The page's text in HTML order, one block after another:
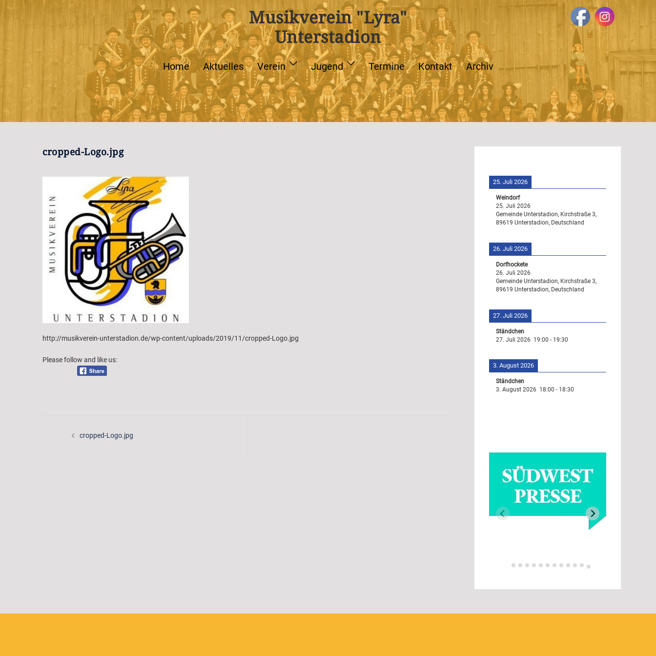
Musikverein "Lyra"
Unterstadion
Home Aktuelles Verein Jugend Termine Kontakt Archiv
cropped-Logo.jpg
http://musikverein-unterstadion.de/wp-content/uploads/2019/11/cropped-Logo.jpg
Please follow and like us:
cropped-Logo.jpg
25. Juli 2026
Weindorf
25. Juli 2026
Gemeinde Unterstadion, Kirchstraße 3,
89619 Unterstadion, Deutschland
26. Juli 2026
Dorfhockete
26. Juli 2026
Gemeinde Unterstadion, Kirchstraße 3,
89619 Unterstadion, Deutschland
27. Juli 2026
Ständchen
27. Juli 2026 19:00 - 19:30
3. August 2026
Ständchen
3. August 2026 18:00 - 18:30